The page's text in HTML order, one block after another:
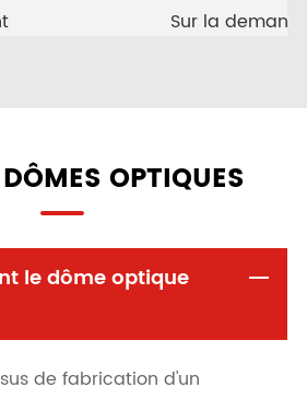
Sur la
OPTIQUES
le dôme optique
de fabrication d'un